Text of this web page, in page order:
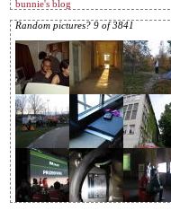
bunnie's blog
Random pictures? 9 of 3841